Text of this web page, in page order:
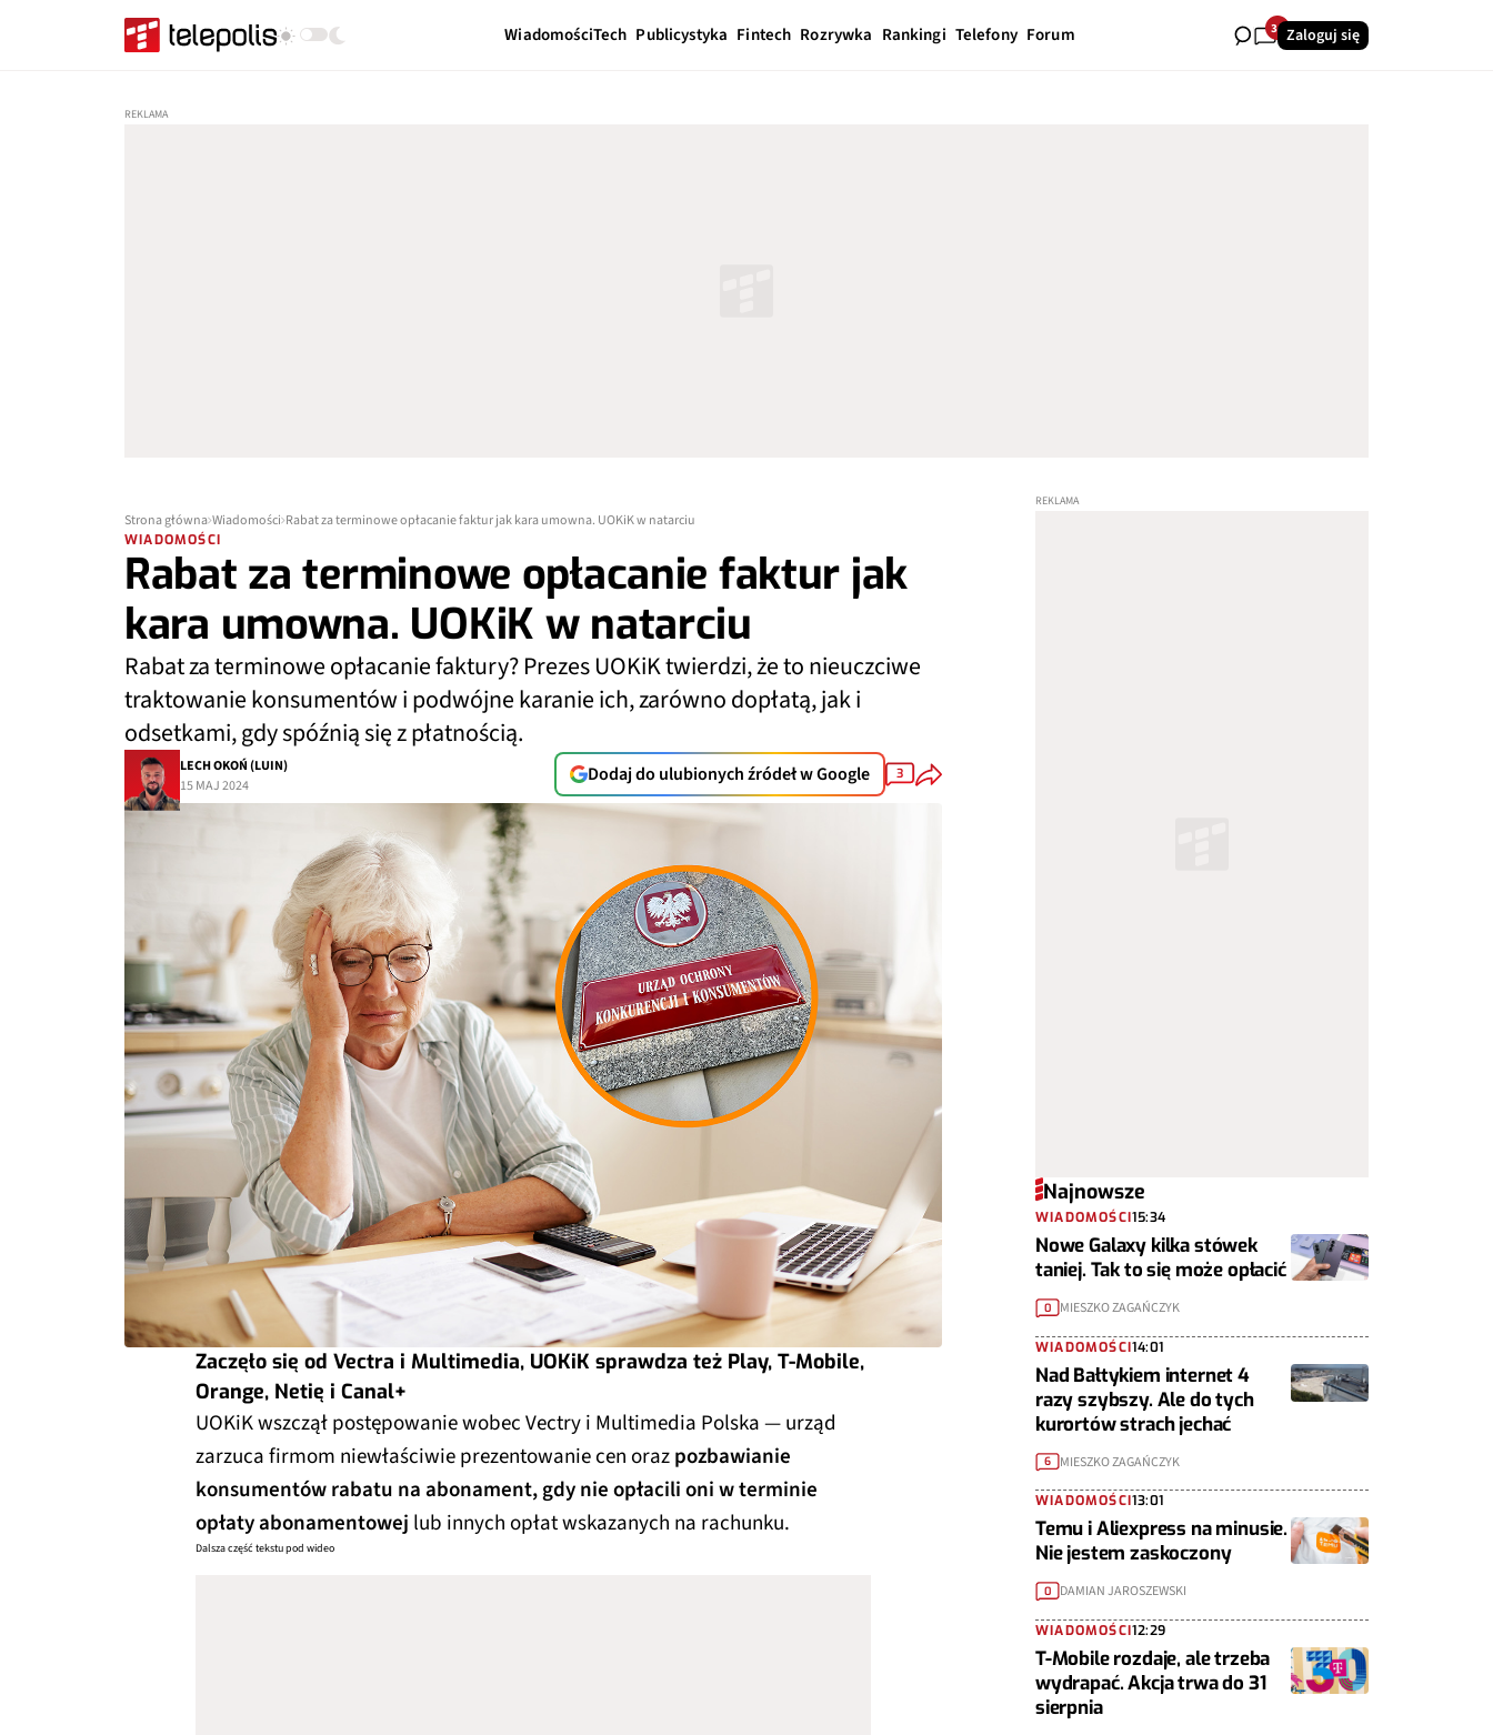
WiadomościTech Publicystyka Fintech Rozrywka Rankingi Telefony Forum 34Zaloguj się
Strona główna Wiadomości Rabat za terminowe opłacanie faktur jak kara umowna. UOKiK w natarciu
WIADOMOŚCI
Rabat za terminowe opłacanie faktur jak
kara umowna. UOKiK w natarciu
Rabat za terminowe opłacanie faktury? Prezes UOKiK twierdzi, że to nieuczciwe
traktowanie konsumentów i podwójne karanie ich, zarówno dopłatą, jak i
odsetkami, gdy spóźnią się z płatnością.
LECH OKOŃ (LUIN)
15 MAJ 2024
Dodaj do ulubionych źródeł w Google 3
Zaczęło się od Vectra i Multimedia, UOKiK sprawdza też Play, T-Mobile,
Orange, Netię i Canal+
UOKiK wszczął postępowanie wobec Vectry i Multimedia Polska — urząd
zarzuca firmom niewłaściwie prezentowanie cen orazpozbawianie
konsumentów rabatu na abonament, gdy nie opłacili oni w terminie
opłaty abonamentowej lub innych opłat wskazanych na rachunku.
Dalsza część tekstu pod wideo
Najnowsze
WIADOMOŚCI15:34
Nowe Galaxy kilka stówek
taniej. Tak to się może opłacić
0 MIESZKO ZAGAŃCZYK
WIADOMOŚCI14:01
Nad Bałtykiem internet 4
razy szybszy. Ale do tych
kurortów strach jechać
6 MIESZKO ZAGAŃCZYK
WIADOMOŚCI13:01
Temu i Aliexpress na minusie.
Nie jestem zaskoczony
0 DAMIAN JAROSZEWSKI
WIADOMOŚCI12:29
T-Mobile rozdaje, ale trzeba
wydrapać. Akcja trwa do 31
sierpnia